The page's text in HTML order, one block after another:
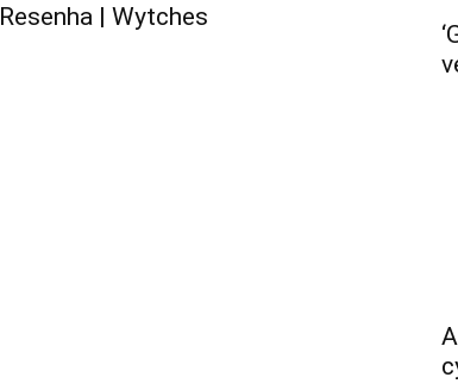
Resenha | Wytches